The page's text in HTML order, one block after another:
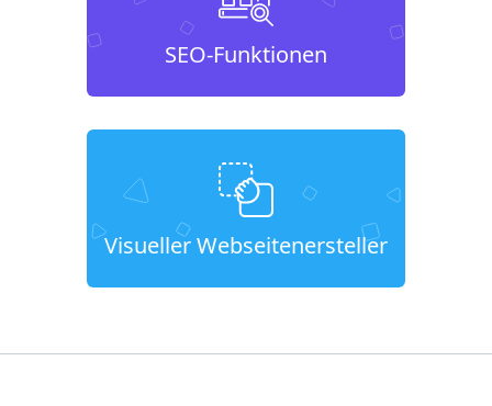
SEO-Funktionen
Visueller Webseitenersteller